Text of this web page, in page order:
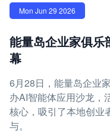
Mon Jun 29 2026
能量岛企业家俱
幕
6月28日，能量岛企业
办AI智能体应用沙龙，
核心，吸引了本地创业
与。